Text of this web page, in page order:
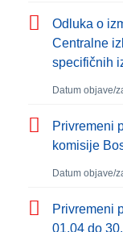
Odluka o
Centralne
specifičnih
Datum objave/
Privremeni
komisije
Datum objave/
Privremeni
01.04 do